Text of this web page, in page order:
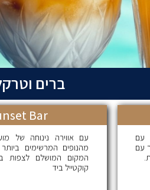
ברים
עם
עם
Bar
עם אווירה נינוחה של
מהנופים המרשימים
המקום המושלם לצפות
קוקטייל ביד